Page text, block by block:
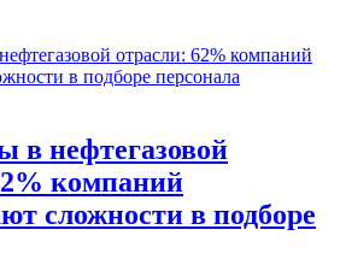
в нефтегазовой
компаний
сложности в подборе